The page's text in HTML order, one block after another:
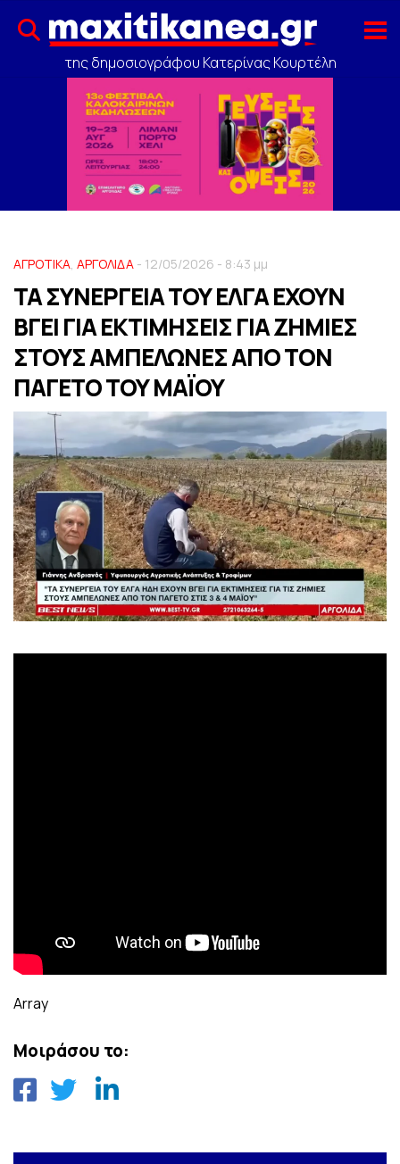
της δημοσιογράφου Κατερίνας Κουρτέλη
ΑΓΡΟΤΙΚΑ, ΑΡΓΟΛΙΔΑ - 12/05/2026 - 8:43 μμ
ΤΑ ΣΥΝΕΡΓΕΙΑ ΤΟΥ ΕΛΓΑ ΕΧΟΥΝ
ΒΓΕΙ ΓΙΑ ΕΚΤΙΜΗΣΕΙΣ ΓΙΑ ΖΗΜΙΕΣ
ΣΤΟΥΣ ΑΜΠΕΛΩΝΕΣ ΑΠΟ ΤΟΝ
ΠΑΓΕΤΟ ΤΟΥ ΜΑΪΟΥ
Array
Μοιράσου το: